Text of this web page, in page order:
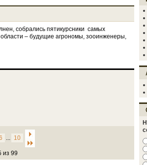
собрались пятикурсники самых
– будущие агрономы, зооинженеры,
10
из 99